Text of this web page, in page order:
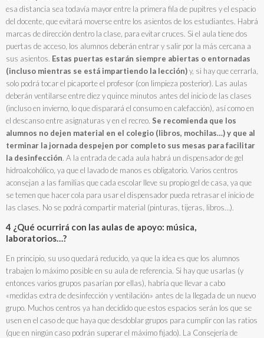
esa distancia sea todavía mayor entre la primera fila de pupitres y el espacio
del docente, que evitará moverse entre los asientos de los estudiantes. Habrá
marcas de dirección dentro la clase, para evitar cruces. Si el aula tiene dos
puertas de acceso, los alumnos deberán entrar y salir por la más cercana a
sus asientos. Estas puertas estarán siempre abiertas o entornadas
(incluso mientras se está impartiendo la lección)y, si hay que cerrarla,
solo podrá tocar el picaporte el profesor (con limpieza posterior). Las aulas
deberán ventilarse entre diez y quince minutos antes del inicio de las clases
(incluso en invierno, lo que disparará el consumo en calefacción), así como en
el descanso entre asignaturas y en el recreo. Se recomienda que los
alumnos no dejen material en el colegio (libros, mochilas…) y que al
terminar la jornada despejen por completo sus mesas para facilitar
la desinfección. A la entrada de cada aula habrá un dispensador de gel
hidroalcohólico, ya que el lavado de manos es obligatorio. Varios centros
aconsejan a las familias que cada escolar lleve su propio gel de casa, ya que
se temen que hacer cola para usar el dispensador pueda retrasar el inicio de
las clases. No se podrá compartir material (pinturas, tijeras, libros…).
4 ¿Qué ocurrirá con las aulas de apoyo: música,
laboratorios…?
En principio, su uso quedará reducido, ya que la idea es que los alumnos
trabajen lo máximo posible en su aula de referencia. Si hay que usarlas (y
entonces varios grupos pasarían por ellas), habría que llevar a cabo
«medidas extra de desinfección y ventilación» antes de la llegada de un nuevo
grupo. Muchos centros ya han decidido que estos espacios serán los que se
usen en el caso de que haya que desdoblar grupos para cumplir con las ratios
(que en ningún caso podrán superar el máximo fijado). La Consejería de